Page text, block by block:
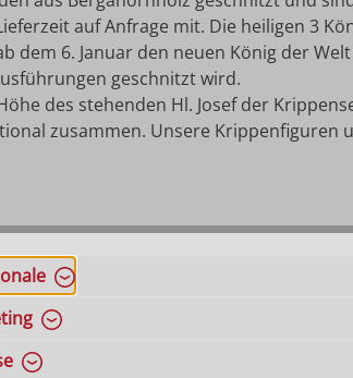
auf Anfrage mit. Die heiligen 3
dem 6. Januar den neuen König der
geschnitzt wird.
des stehenden Hl. Josef der
zusammen. Unsere